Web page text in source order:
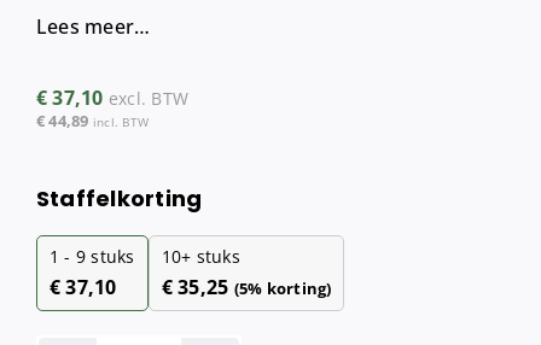
Lees meer…
€37,10 excl. BTW
€44,89 incl. BTW
Staffelkorting
1 - 9 stuks
€37,10
10+ stuks
€35,25 (5% korting)